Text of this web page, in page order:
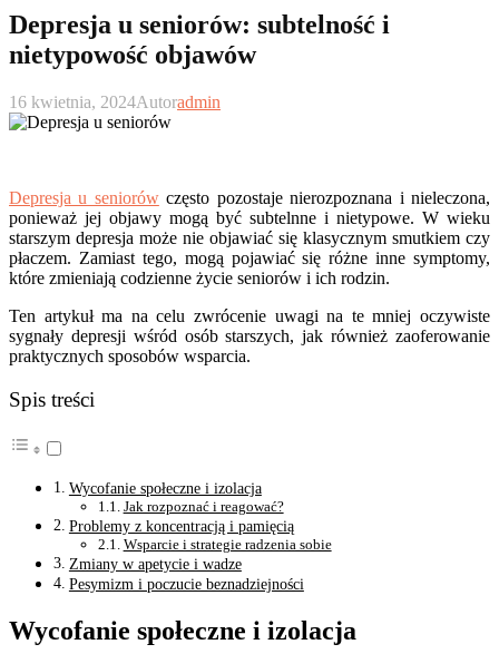
Depresja u seniorów: subtelność i
nietypowość objawów
16 kwietnia, 2024Autoradmin
Depresja u seniorówczęsto pozostaje nierozpoznana i nieleczona,
ponieważ jej objawy mogą być subtelnne i nietypowe. W wieku
starszym depresja może nie objawiać się klasycznym smutkiem czy
płaczem. Zamiast tego, mogą pojawiać się różne inne symptomy,
które zmieniają codzienne życie seniorów i ich rodzin.
Ten artykuł ma na celu zwrócenie uwagi na te mniej oczywiste
sygnały depresji wśród osób starszych, jak również zaoferowanie
praktycznych sposobów wsparcia.
Spis treści
Wycofanie społeczne i izolacja
Jak rozpoznać i reagować?
Problemy z koncentracją i pamięcią
Wsparcie i strategie radzenia sobie
Zmiany w apetycie i wadze
Pesymizm i poczucie beznadziejności
Wycofanie społeczne i izolacja